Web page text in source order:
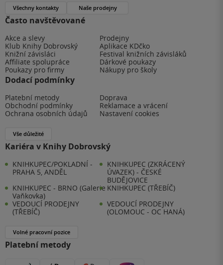
Často navštěvované
Akce a slevy
Prodejny
Klub Knihy Dobrovský
Aplikace KDčko
Knižní závisláci
Festival knižních závisláků
Affiliate spolupráce
Dárkové poukazy
Poukazy pro firmy
Nákupy pro školy
Dodací podmínky
Platební metody
Doprava
Obchodní podmínky
Reklamace a vrácení
Ochrana osobních údajů
Nastavení cookies
Vše důležité
Kariéra v Knihy Dobrovský
KNIHKUPEC/POKLADNÍ -
PRAHA 5, ANDĚL
KNIHKUPEC (ZKRÁCENÝ
ÚVAZEK) - ČESKÉ
BUDĚJOVICE
KNIHKUPEC - BRNO (Galerie
Vaňkovka)
KNIHKUPEC (TŘEBÍČ)
VEDOUCÍ PRODEJNY
(TŘEBÍČ)
VEDOUCÍ PRODEJNY
(OLOMOUC - OC HANÁ)
Volné pracovní pozice
Platební metody
Všechny kontakty Naše prodejny